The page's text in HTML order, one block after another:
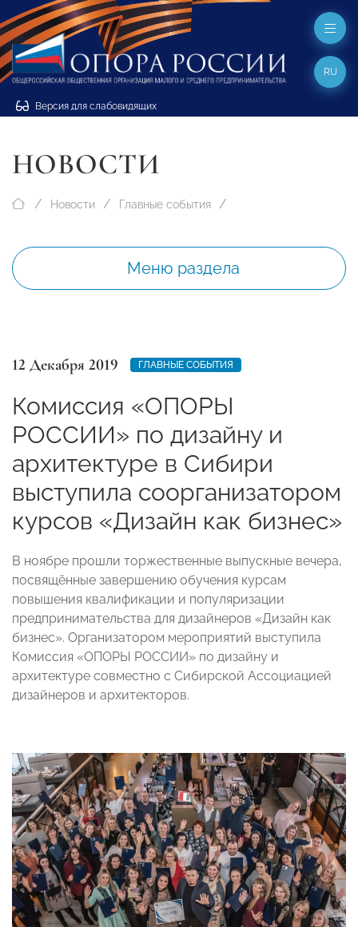
Версия для слабовидящих
RU
НОВОСТИ
Новости Главные события
Меню раздела
12 Декабря 2019 ГЛАВНЫЕ СОБЫТИЯ
Комиссия «ОПОРЫ
РОССИИ» по дизайну и
архитектуре в Сибири
выступила соорганизатором
курсов «Дизайн как бизнес»
В ноябре прошли торжественные выпускные вечера,
посвящённые завершению обучения курсам
повышения квалификации и популяризации
предпринимательства для дизайнеров «Дизайн как
бизнес». Организатором мероприятий выступила
Комиссия «ОПОРЫ РОССИИ» по дизайну и
архитектуре совместно с Сибирской Ассоциацией
дизайнеров и архитекторов.